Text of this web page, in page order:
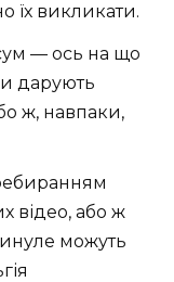
їх викликати.
— ось на що
дарують
ж, навпаки,
відео, або ж
можуть